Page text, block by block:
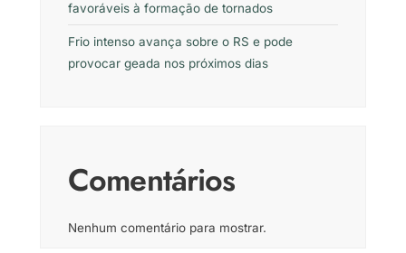
favoráveis à formação de tornados
Frio intenso avança sobre o RS e pode
provocar geada nos próximos dias
Comentários
Nenhum comentário para mostrar.